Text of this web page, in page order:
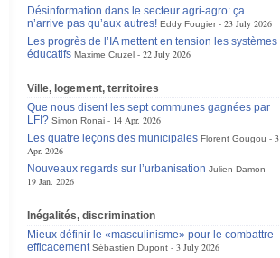
Désinformation dans le secteur agri-agro: ça
n’arrive pas qu’aux autres! Eddy Fougier
23 July 2026
Les progrès de l’IA mettent en tension les systèmes
éducatifs Maxime Cruzel 22 July 2026
Ville, logement, territoires
Que nous disent les sept communes gagnées par
LFI? Simon Ronai
14 Apr. 2026
Les quatre leçons des municipales Florent Gougou
3
Apr. 2026
Nouveaux regards sur l’urbanisation Julien Damon
19 Jan. 2026
Inégalités, discrimination
Mieux définir le «masculinisme» pour le combattre
efficacement Sébastien Dupont
3 July 2026